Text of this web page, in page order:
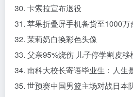
30. 卡索拉宣布退役
31. 苹果折叠屏手机备货至1000万
32. 茉莉奶白换彩色头像
33. 父亲95%烧伤 儿子停学割皮移
34. 南科大校长寄语毕业生：人生
35. 世预赛中国男篮主场对战日本